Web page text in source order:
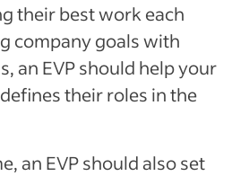
their best work each
company goals with
an EVP should help your
their roles in the
an EVP should also set